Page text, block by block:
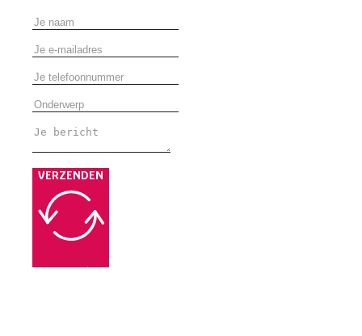
VERZENDEN